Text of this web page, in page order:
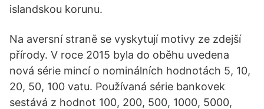
islandskou korunu.
Na aversní straně se vyskytují motivy ze zdejší
přírody. V roce 2015 byla do oběhu uvedena
nová série mincí o nominálních hodnotách 5, 10,
20, 50, 100 vatu. Používaná série bankovek
sestává z hodnot 100, 200, 500, 1000, 5000,